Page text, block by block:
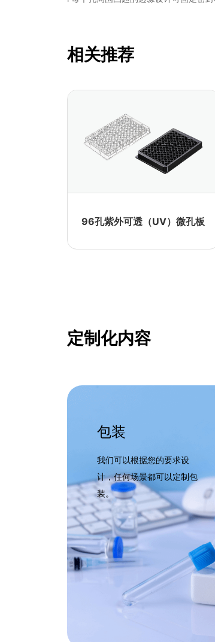
相关推荐
96孔紫外可透（UV）微孔板
PCR封板膜
深孔板封板膜
定制化内容
包装
我们可以根据您的要求设
计，任何场景都可以定制包
装。